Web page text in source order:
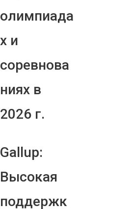
олимпиада
х и
соревнова
ниях в
2026 г.
Gallup:
Высокая
поддержк